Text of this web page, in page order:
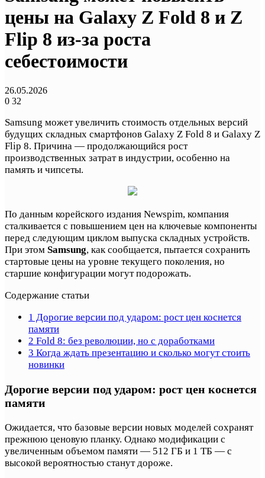
цены на Galaxy Z Fold 8 и Z
Flip 8 из-за роста
себестоимости
26.05.2026
0 32
Samsung может увеличить стоимость отдельных версий
будущих складных смартфонов Galaxy Z Fold 8 и Galaxy Z
Flip 8. Причина — продолжающийся рост
производственных затрат в индустрии, особенно на
память и чипсеты.
По данным корейского издания Newspim, компания
сталкивается с повышением цен на ключевые компоненты
перед следующим циклом выпуска складных устройств.
При этом Samsung, как сообщается, пытается сохранить
стартовые цены на уровне текущего поколения, но
старшие конфигурации могут подорожать.
Содержание статьи
1 Дорогие версии под ударом: рост цен коснется
памяти
2 Fold 8: без революции, но с доработками
3 Когда ждать презентацию и сколько могут стоить
новинки
Дорогие версии под ударом: рост цен коснется
памяти
Ожидается, что базовые версии новых моделей сохранят
прежнюю ценовую планку. Однако модификации с
увеличенным объемом памяти — 512 ГБ и 1 ТБ — с
высокой вероятностью станут дороже.